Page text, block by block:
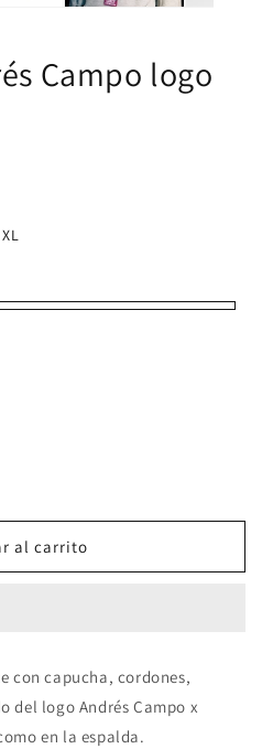
Campo logo
XL
al carrito
con capucha, cordones,
del logo Andrés Campo x
en la espalda.